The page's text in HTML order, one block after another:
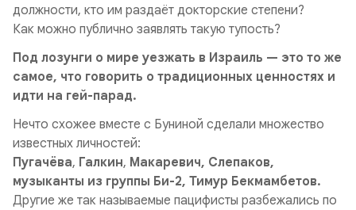
должности, кто им раздаёт докторские степени?
Как можно публично заявлять такую тупость?
Под лозунги о мире уезжать в Израиль — это то же
самое, что говорить о традиционных ценностях и
идти на гей-парад.
Нечто схожее вместе с Буниной сделали множество
известных личностей:
Пугачёва, Галкин, Макаревич, Слепаков,
музыканты из группы Би-2, Тимур Бекмамбетов.
Другие же так называемые пацифисты разбежались по